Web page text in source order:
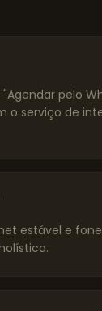
pelo
serviço de
estável e